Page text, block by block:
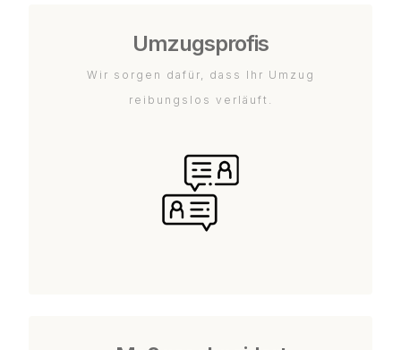
Umzugsprofis
Wir sorgen dafür, dass Ihr Umzug
reibungslos verläuft.